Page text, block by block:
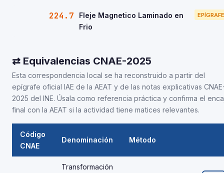
224.7
Fleje Magnetico Laminado en
Frio
EPÍGRAFE
⇄ Equivalencias CNAE-2025
Esta correspondencia local se ha reconstruido a partir del
epígrafe oficial IAE de la AEAT y de las notas explicativas
2025 del INE. Úsala como referencia práctica y confirma el
final con la AEAT si la actividad tiene matices relevantes.
Código
CNAE
Denominación Método
Transformación